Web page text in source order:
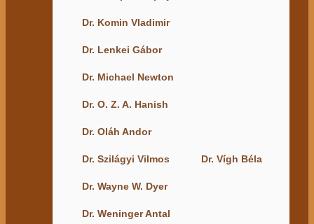
Dr. Komin Vladimir
Dr. Lenkei Gábor
Dr. Michael Newton
Dr. O. Z. A. Hanish
Dr. Oláh Andor
Dr. Szilágyi Vilmos Dr. Vígh Béla
Dr. Wayne W. Dyer
Dr. Weninger Antal